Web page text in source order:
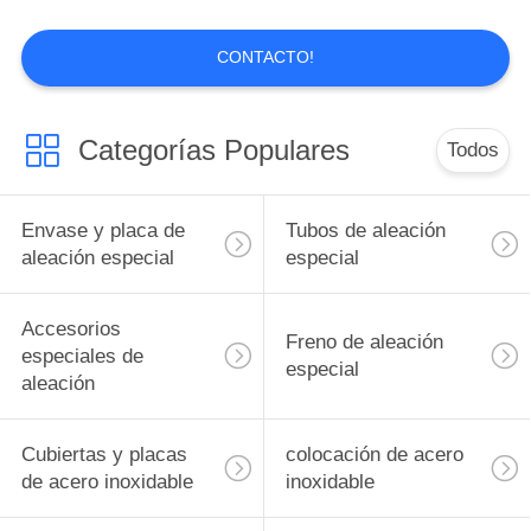
Cubiertas y placas
de acero inoxidable
11
colocación de acero
inoxidable
CONTACTO!
Categorías Populares Todos
Envase y placa de
aleación especial
Tubos de aleación
especial
Accesorios
especiales de
aleación
Freno de aleación
especial
Cubiertas y placas
de acero inoxidable
colocación de acero
inoxidable